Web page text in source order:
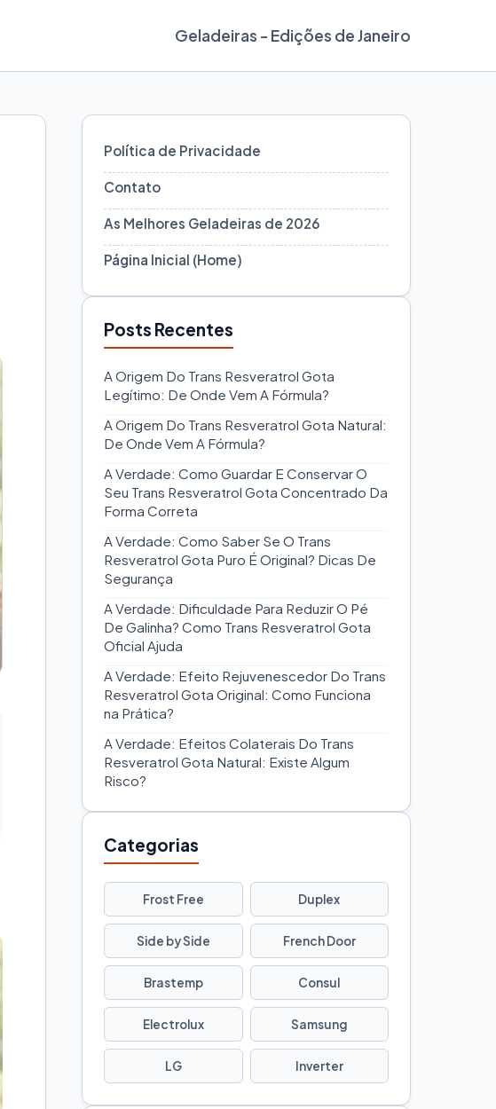
Geladeiras - Edições de Janeiro
Política de Privacidade
Contato
As Melhores Geladeiras de 2026
Página Inicial (Home)
Posts Recentes
A Origem Do Trans Resveratrol Gota
Legítimo: De Onde Vem A Fórmula?
A Origem Do Trans Resveratrol Gota Natural:
De Onde Vem A Fórmula?
A Verdade: Como Guardar E Conservar O
Seu Trans Resveratrol Gota Concentrado Da
Forma Correta
A Verdade: Como Saber Se O Trans
Resveratrol Gota Puro É Original? Dicas De
Segurança
A Verdade: Dificuldade Para Reduzir O Pé
De Galinha? Como Trans Resveratrol Gota
Oficial Ajuda
A Verdade: Efeito Rejuvenescedor Do Trans
Resveratrol Gota Original: Como Funciona
na Prática?
A Verdade: Efeitos Colaterais Do Trans
Resveratrol Gota Natural: Existe Algum
Risco?
Categorias
Frost Free Duplex
Side by Side French Door
Brastemp Consul
Electrolux Samsung
LG Inverter